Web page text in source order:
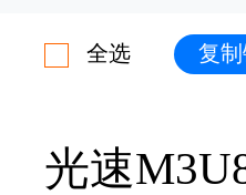
全选 复
光速